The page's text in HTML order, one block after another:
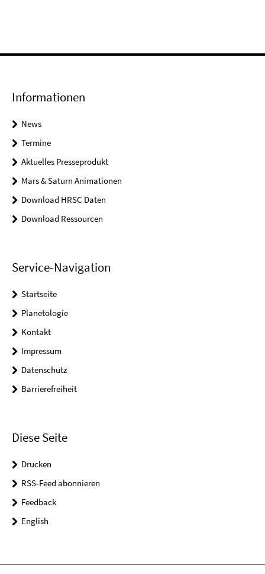
Informationen
News
Termine
Aktuelles Presseprodukt
Mars & Saturn Animationen
Download HRSC Daten
Download Ressourcen
Service-Navigation
Startseite
Planetologie
Kontakt
Impressum
Datenschutz
Barrierefreiheit
Diese Seite
Drucken
RSS-Feed abonnieren
Feedback
English